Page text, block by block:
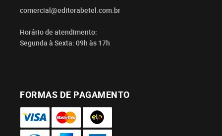
comercial@editorabetel.com.br
Horário de atendimento:
Segunda à Sexta: 09h às 17h
FORMAS DE PAGAMENTO